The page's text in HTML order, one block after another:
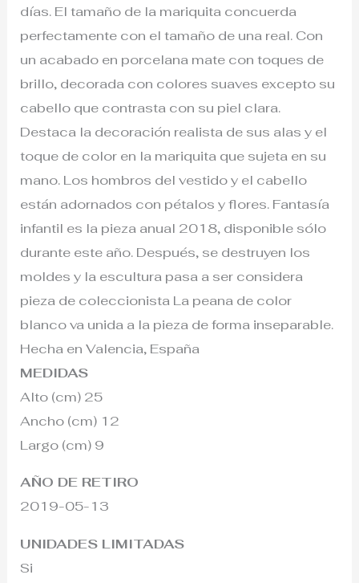
días. El tamaño de la mariquita concuerda
perfectamente con el tamaño de una real. Con
un acabado en porcelana mate con toques de
brillo, decorada con colores suaves excepto su
cabello que contrasta con su piel clara.
Destaca la decoración realista de sus alas y el
toque de color en la mariquita que sujeta en su
mano. Los hombros del vestido y el cabello
están adornados con pétalos y flores. Fantasía
infantil es la pieza anual 2018, disponible sólo
durante este año. Después, se destruyen los
moldes y la escultura pasa a ser considera
pieza de coleccionista La peana de color
blanco va unida a la pieza de forma inseparable.
Hecha en Valencia, España
MEDIDAS
Alto (cm) 25
Ancho (cm) 12
Largo (cm) 9
AÑO DE RETIRO
2019-05-13
UNIDADES LIMITADAS
Si